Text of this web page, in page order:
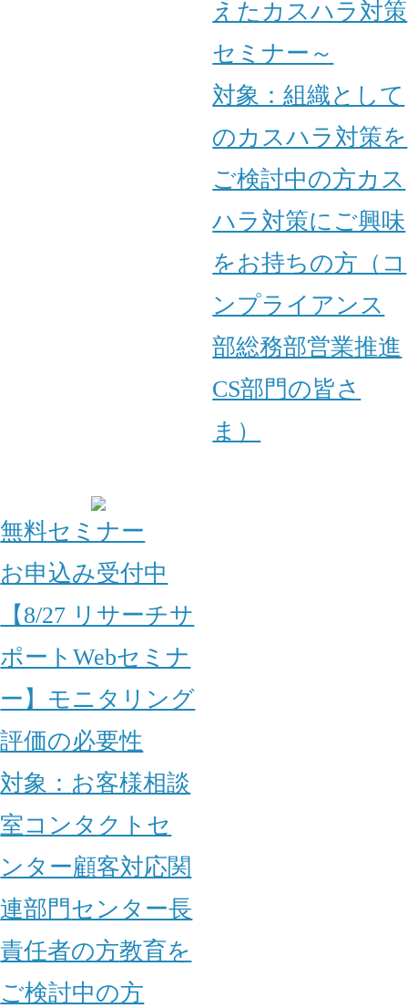
えたカスハラ対策
セミナー～
対象：組織として
のカスハラ対策を
ご検討中の方カス
ハラ対策にご興味
をお持ちの方（コ
ンプライアンス
部総務部営業推進
CS部門の皆さ
ま）
無料セミナー
お申込み受付中
【8/27 リサーチサ
ポートWebセミナ
ー】モニタリング
評価の必要性
対象： お客様相談
室コンタクトセ
ンター顧客対応関
連部門センター長
責任者の方教育を
ご検討中の方